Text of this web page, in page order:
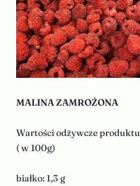
MALINA ZAMROŻONA
Wartości odżywcze produktu
( w 100g)
białko: 1,3 g